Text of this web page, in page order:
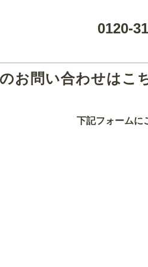
0120-
お問い合わせはこ
下記フォームに